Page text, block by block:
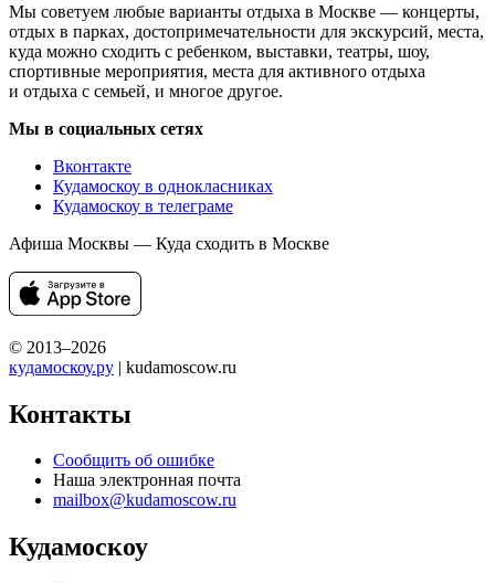
Мы советуем любые варианты отдыха в Москве — концерты,
отдых в парках, достопримечательности для экскурсий, места,
куда можно сходить с ребенком, выставки, театры, шоу,
спортивные мероприятия, места для активного отдыха
и отдыха с семьей, и многое другое.
Мы в социальных сетях
Вконтакте
Кудамоскоу в однокласниках
Кудамоскоу в телеграме
Афиша Москвы — Куда сходить в Москве
© 2013–2026
кудамоскоу.ру | kudamoscow.ru
Контакты
Сообщить об ошибке
Наша электронная почта
mailbox@kudamoscow.ru
Кудамоскоу